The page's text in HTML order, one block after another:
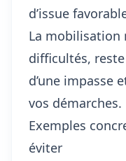
d’issue
La mobilisation
difficultés,
d’une impasse
vos démarches.
Exemples
éviter